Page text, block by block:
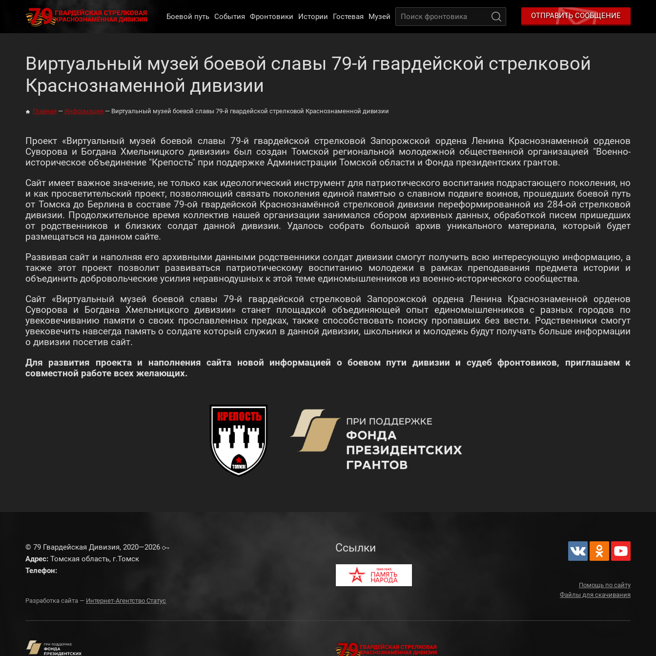
Боевой путь События Фронтовики Истории Гостевая Музей ОТПРАВИТЬ СООБЩЕНИЕ
Виртуальный музей боевой славы 79-й гвардейской стрелковой
Краснознаменной дивизии
Главная Информация Виртуальный музей боевой славы 79-й гвардейской стрелковой Краснознаменной дивизии
Проект «Виртуальный музей боевой славы 79-й гвардейской стрелковой Запорожской ордена Ленина Краснознаменной орденов
Суворова и Богдана Хмельницкого дивизии» был создан Томской региональной молодежной общественной организацией "Военно-
историческое объединение "Крепость" при поддержке Администрации Томской области и Фонда президентских грантов.
Сайт имеет важное значение, не только как идеологический инструмент для патриотического воспитания подрастающего поколения, но
и как просветительский проект, позволяющий связать поколения единой памятью о славном подвиге воинов, прошедших боевой путь
от Томска до Берлина в составе 79-ой гвардейской Краснознамённой стрелковой дивизии переформированной из 284-ой стрелковой
дивизии. Продолжительное время коллектив нашей организации занимался сбором архивных данных, обработкой писем пришедших
от родственников и близких солдат данной дивизии. Удалось собрать большой архив уникального материала, который будет
размещаться на данном сайте.
Развивая сайт и наполняя его архивными данными родственники солдат дивизии смогут получить всю интересующую информацию, а
также этот проект позволит развиваться патриотическому воспитанию молодежи в рамках преподавания предмета истории и
объединить добровольческие усилия неравнодушных к этой теме единомышленников из военно-исторического сообщества.
Сайт «Виртуальный музей боевой славы 79-й гвардейской стрелковой Запорожской ордена Ленина Краснознаменной орденов
Суворова и Богдана Хмельницкого дивизии» станет площадкой объединяющей опыт единомышленников с разных городов по
увековечиванию памяти о своих прославленных предках, также способствовать поиску пропавших без вести. Родственники смогут
увековечить навсегда память о солдате который служил в данной дивизии, школьники и молодежь будут получать больше информации
о дивизии посетив сайт.
Для развития проекта и наполнения сайта новой информацией о боевом пути дивизии и судеб фронтовиков, приглашаем к
совместной работе всех желающих.
© 79 Гвардейская Дивизия, 2020—2026
Адрес: Томская область, г.Томск
Телефон:
Разработка сайта — Интернет-Агентство Статус
Ссылки
Помощь по сайту
Файлы для скачивания